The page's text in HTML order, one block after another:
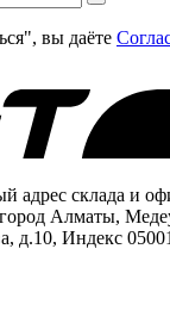
вы даёте
адрес склада и
Алматы,
д.10, Индекс